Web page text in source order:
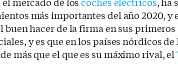
más importantes del año 2020, y
buen hacer de la firma en sus primeros
y es que en los países nórdicos de
más que el que es su máximo rival, el